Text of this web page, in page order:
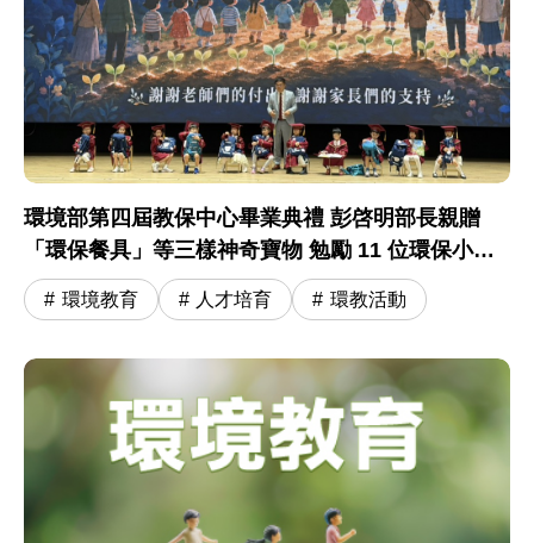
環境部第四屆教保中心畢業典禮 彭啓明部長親贈
「環保餐具」等三樣神奇寶物 勉勵 11 位環保小尖
兵開啟小學冒險旅程
環境教育 人才培育 環教活動